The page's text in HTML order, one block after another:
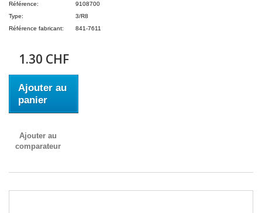
Référence:
9108700
Type:
3/R8
Référence fabricant:
841-7611
1.30 CHF
Ajouter au
panier
Ajouter au
comparateur